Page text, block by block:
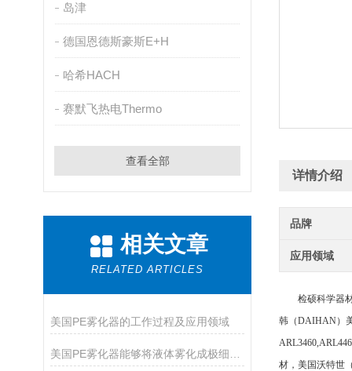
岛津
德国恩德斯豪斯E+H
哈希HACH
赛默飞热电Thermo
查看全部
相关文章
RELATED ARTICLES
美国PE雾化器的工作过程及应用领域
详情介绍
品牌
应用领域
检硕科学器材
韩（DAIHAN）
材，美国沃特世